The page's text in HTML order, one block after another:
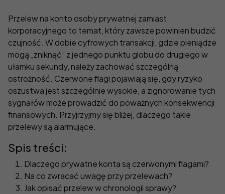
Przelew na konto osoby prywatnej zamiast
korporacyjnego to temat, który zawsze powinien budzić
czujność. W dobie cyfrowych transakcji, gdzie pieniądze
mogą „zniknąć” z jednego punktu globu do drugiego w
ułamku sekundy, należy zachować szczególną
ostrożność. Czerwone flagi pojawiają się, gdy ryzyko
oszustwa jest szczególnie wysokie, a zignorowanie tych
sygnałów może prowadzić do poważnych konsekwencji
finansowych. Przyjrzyjmy się bliżej, dlaczego takie
przelewy są alarmujące.
Spis treści:
Dlaczego prywatne konta są czerwonymi flagami?
Na co zwracać uwagę przy przelewach?
Jak opisać przelew w chronologii sprawy?